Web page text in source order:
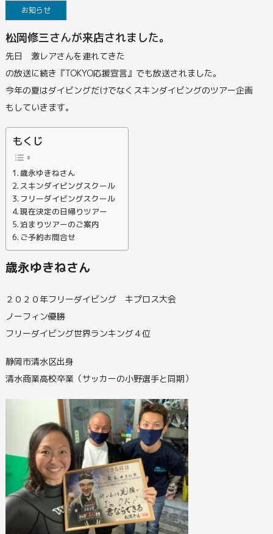
お知らせ
松岡修三さんが来店されました。
先日 激レアさんを連れてきた
の放送に続き『TOKYO応援宣言』でも放送されました。
今年の夏はダイビングだけでなくスキンダイビングのツアー企画
もしていきます。
もくじ
歳永ゆきねさん
スキンダイビングスクール
フリーダイビングスクール
現在決定の日帰りツアー
泊まりツアーのご案内
ご予約お問合せ
歳永ゆきねさん
２０２０年フリーダイビング キプロス大会
ノーフィン優勝
フリーダイビング世界ランキング４位
静岡市清水区出身
清水商業高校卒業（サッカーの小野選手と同期）